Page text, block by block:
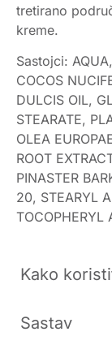
tretirano
kreme.
Sastojci:
COCOS
DULCIS OIL,
STEARATE,
OLEA
ROOT
PINASTER
20, STEARYL
TOCOPHERYL
Kako
Sastav